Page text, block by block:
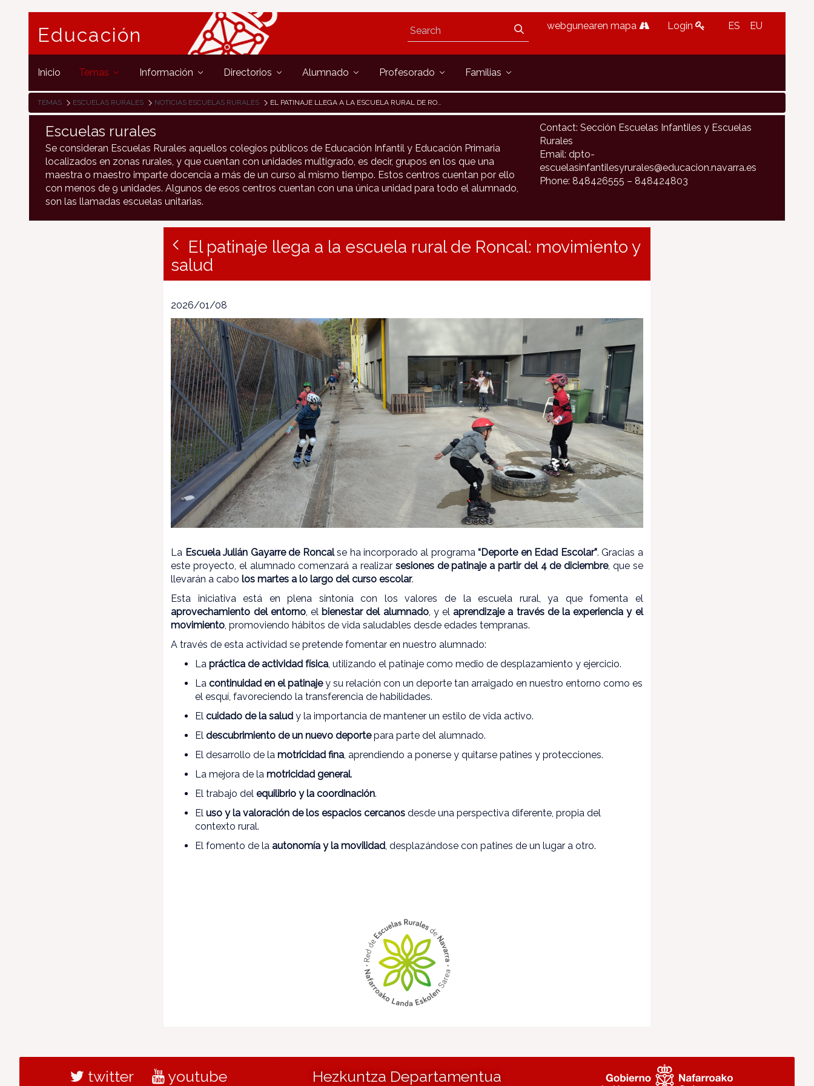
Educación webgunearen mapa Login ES EU
Inicio Temas Información Directorios Alumnado Profesorado Familias
TEMAS ESCUELAS RURALES NOTICIAS ESCUELAS RURALES EL PATINAJE LLEGA A LA ESCUELA RURAL DE RONCAL: MOVIMIENTO Y SALUD
Escuelas rurales
Se consideran Escuelas Rurales aquellos colegios públicos de Educación Infantil y Educación Primaria
localizados en zonas rurales, y que cuentan con unidades multigrado, es decir, grupos en los que una
maestra o maestro imparte docencia a más de un curso al mismo tiempo. Estos centros cuentan por ello
con menos de 9 unidades. Algunos de esos centros cuentan con una única unidad para todo el alumnado,
son las llamadas escuelas unitarias.
Contact: Sección Escuelas Infantiles y Escuelas
Rurales
Email: dpto-
escuelasinfantilesyrurales@educacion.navarra.es
Phone: 848426555 – 848424803
El patinaje llega a la escuela rural de Roncal: movimiento y
salud
2026/01/08
La Escuela Julián Gayarre de Roncalse ha incorporado al programa“Deporte en Edad Escolar”. Gracias a
este proyecto, el alumnado comenzará a realizar sesiones de patinaje a partir del 4 de diciembre, que se
llevarán a cabolos martes a lo largo del curso escolar.
Esta iniciativa está en plena sintonía con los valores de la escuela rural, ya que fomenta el
aprovechamiento del entorno, el bienestar del alumnado, y elaprendizaje a través de la experiencia y el
movimiento, promoviendo hábitos de vida saludables desde edades tempranas.
A través de esta actividad se pretende fomentar en nuestro alumnado:
Lapráctica de actividad física, utilizando el patinaje como medio de desplazamiento y ejercicio.
Lacontinuidad en el patinajey su relación con un deporte tan arraigado en nuestro entorno como es
el esquí, favoreciendo la transferencia de habilidades.
Elcuidado de la salud y la importancia de mantener un estilo de vida activo.
Eldescubrimiento de un nuevo deportepara parte del alumnado.
El desarrollo de lamotricidad fina, aprendiendo a ponerse y quitarse patines y protecciones.
La mejora de lamotricidad general.
El trabajo delequilibrio y la coordinación.
Eluso y la valoración de los espacios cercanos desde una perspectiva diferente, propia del
contexto rural.
El fomento de laautonomía y la movilidad, desplazándose con patines de un lugar a otro.
twitter youtube Hezkuntza Departamentua